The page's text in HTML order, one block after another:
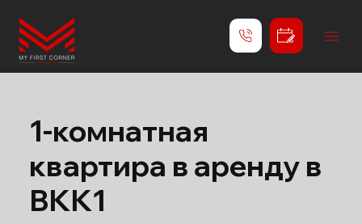
1-комнатная
квартира в аренду в
BKK1